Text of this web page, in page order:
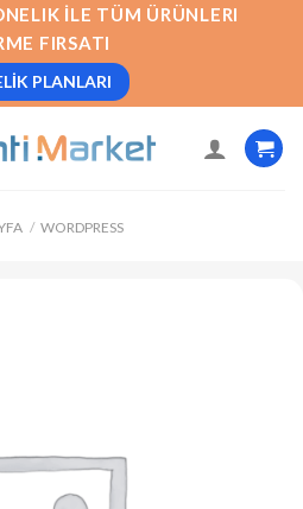
İLE TÜM ÜRÜNLERI
FIRSATI
PLANLARI
/ WORDPRESS